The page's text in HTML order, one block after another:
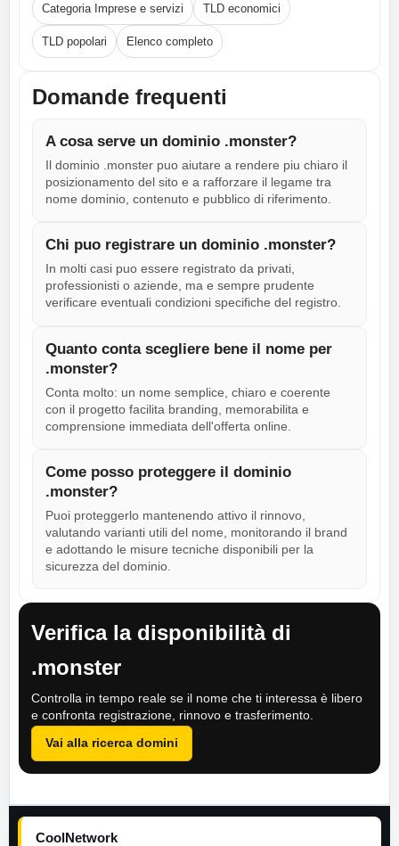
Categoria Imprese e servizi TLD economici
TLD popolari Elenco completo
Domande frequenti
A cosa serve un dominio .monster?
Il dominio .monster puo aiutare a rendere piu chiaro il
posizionamento del sito e a rafforzare il legame tra
nome dominio, contenuto e pubblico di riferimento.
Chi puo registrare un dominio .monster?
In molti casi puo essere registrato da privati,
professionisti o aziende, ma e sempre prudente
verificare eventuali condizioni specifiche del registro.
Quanto conta scegliere bene il nome per
.monster?
Conta molto: un nome semplice, chiaro e coerente
con il progetto facilita branding, memorabilita e
comprensione immediata dell'offerta online.
Come posso proteggere il dominio
.monster?
Puoi proteggerlo mantenendo attivo il rinnovo,
valutando varianti utili del nome, monitorando il brand
e adottando le misure tecniche disponibili per la
sicurezza del dominio.
Verifica la disponibilità di
.monster
Controlla in tempo reale se il nome che ti interessa è libero
e confronta registrazione, rinnovo e trasferimento.
Vai alla ricerca domini
CoolNetwork